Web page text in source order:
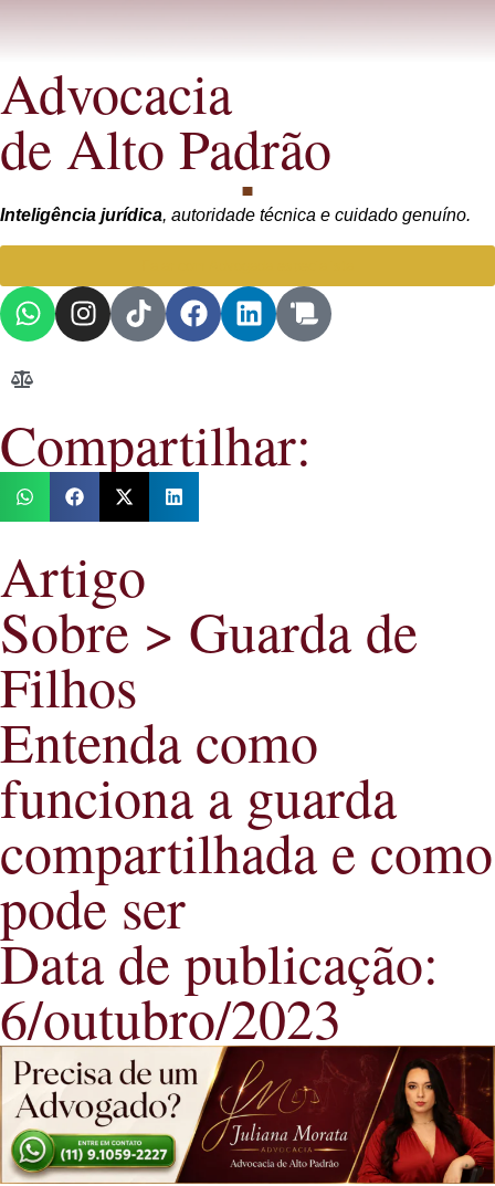
Advocacia
de Alto Padrão
Inteligência jurídica, autoridade técnica e cuidado genuíno.
Compartilhar:
Artigo
Sobre > Guarda de
Filhos
Entenda como
funciona a guarda
compartilhada e como
pode ser
Data de publicação:
6/outubro/2023